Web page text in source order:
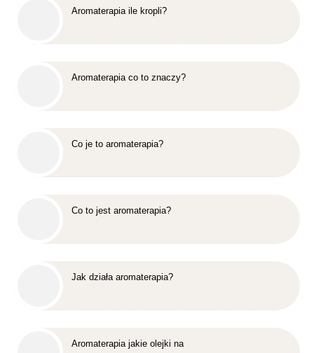
Aromaterapia ile kropli?
Aromaterapia co to znaczy?
Co je to aromaterapia?
Co to jest aromaterapia?
Jak działa aromaterapia?
Aromaterapia jakie olejki na